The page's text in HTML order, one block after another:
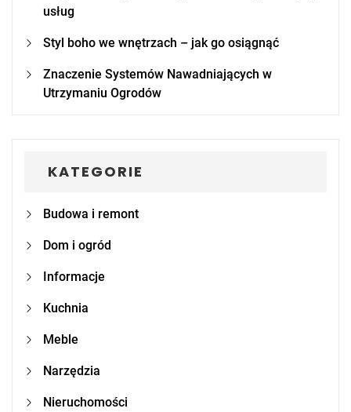
usług
Styl boho we wnętrzach – jak go osiągnąć
Znaczenie Systemów Nawadniających w
Utrzymaniu Ogrodów
KATEGORIE
Budowa i remont
Dom i ogród
Informacje
Kuchnia
Meble
Narzędzia
Nieruchomości